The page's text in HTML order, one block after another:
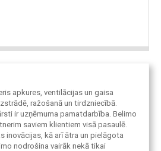
apkures, ventilācijas un gaisa
ražošanā un tirdzniecībā.
ir uzņēmuma pamatdarbība. Belimo
saviem klientiem visā pasaulē.
inovācijas, kā arī ātra un pielāgota
nodrošina vairāk nekā tikai